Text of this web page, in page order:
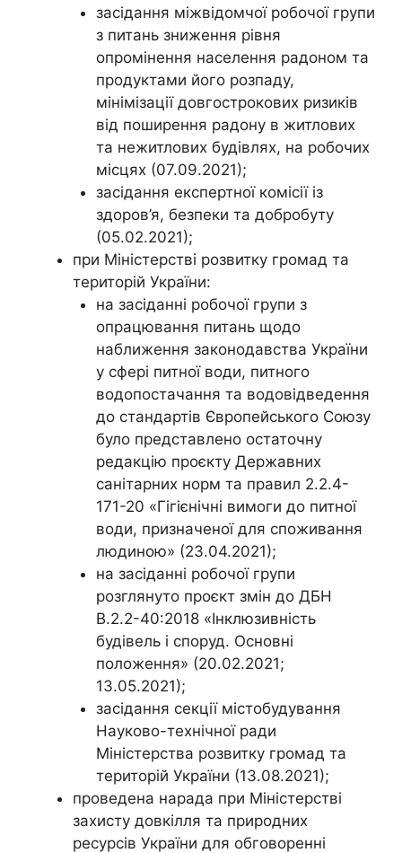
засідання міжвідомчої робочої групи
з питань зниження рівня
опромінення населення радоном та
продуктами його розпаду,
мінімізації довгострокових ризиків
від поширення радону в житлових
та нежитлових будівлях, на робочих
місцях (07.09.2021);
засідання експертної комісії із
здоров’я, безпеки та добробуту
(05.02.2021);
при Міністерстві розвитку громад та
територій України:
на засіданні робочої групи з
опрацювання питань щодо
наближення законодавства України
у сфері питної води, питного
водопостачання та водовідведення
до стандартів Європейського Союзу
було представлено остаточну
редакцію проєкту Державних
санітарних норм та правил 2.2.4-
171-20 «Гігієнічні вимоги до питної
води, призначеної для споживання
людиною» (23.04.2021);
на засіданні робочої групи
розглянуто проєкт змін до ДБН
В.2.2-40:2018 «Інклюзивність
будівель і споруд. Основні
положення» (20.02.2021;
13.05.2021);
засідання секції містобудування
Науково-технічної ради
Міністерства розвитку громад та
територій України (13.08.2021);
проведена нарада при Міністерстві
захисту довкілля та природних
ресурсів України для обговоренні